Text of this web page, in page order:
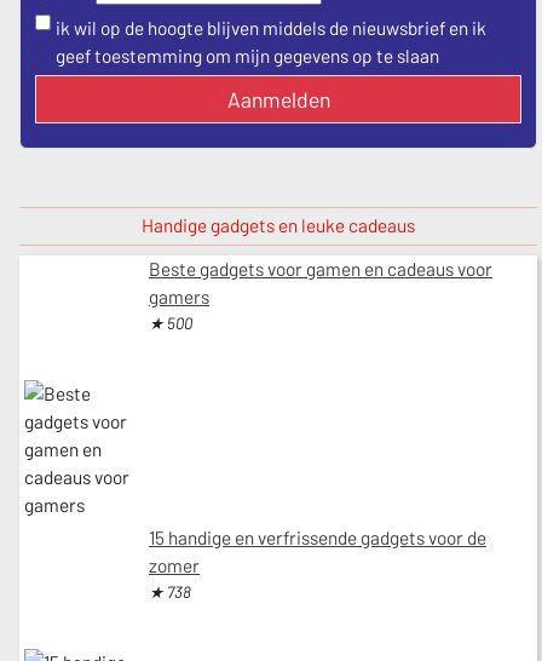
ik wil op de hoogte blijven middels de nieuwsbrief en ik
geef toestemming om mijn gegevens op te slaan
Aanmelden
Handige gadgets en leuke cadeaus
Beste gadgets voor gamen en cadeaus voor
gamers
★ 500
15 handige en verfrissende gadgets voor de
zomer
★ 738